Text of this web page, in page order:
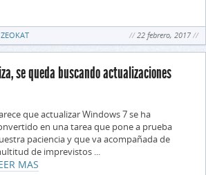
ZEOKAT 22 febrero, 2017
se queda buscando actualizaciones
que actualizar Windows 7 se ha
en una tarea que pone a prueba
paciencia y que va acompañada de
de imprevistos ...
MAS